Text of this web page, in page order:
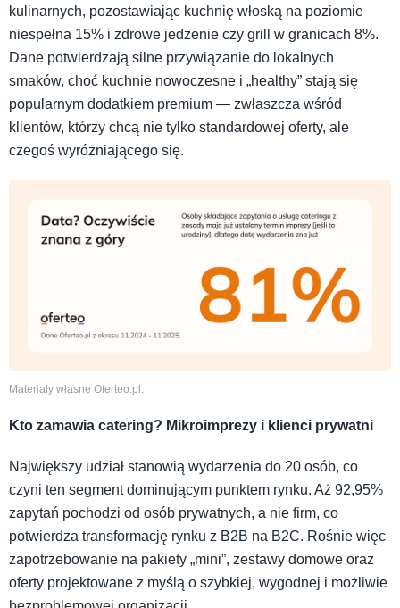
kulinarnych, pozostawiając kuchnię włoską na poziomie
niespełna 15% i zdrowe jedzenie czy grill w granicach 8%.
Dane potwierdzają silne przywiązanie do lokalnych
smaków, choć kuchnie nowoczesne i „healthy” stają się
popularnym dodatkiem premium — zwłaszcza wśród
klientów, którzy chcą nie tylko standardowej oferty, ale
czegoś wyróżniającego się.
Materiały własne Oferteo.pl.
Kto zamawia catering? Mikroimprezy i klienci prywatni
Największy udział stanowią wydarzenia do 20 osób, co
czyni ten segment dominującym punktem rynku. Aż 92,95%
zapytań pochodzi od osób prywatnych, a nie firm, co
potwierdza transformację rynku z B2B na B2C. Rośnie więc
zapotrzebowanie na pakiety „mini”, zestawy domowe oraz
oferty projektowane z myślą o szybkiej, wygodnej i możliwie